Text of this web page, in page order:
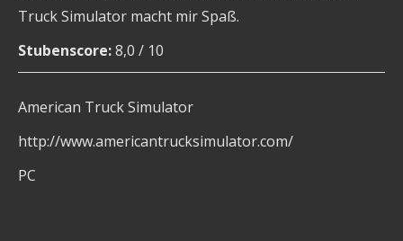
Truck Simulator macht mir Spaß.
Stubenscore:8,0 / 10
American Truck Simulator
http://www.americantrucksimulator.com/
PC